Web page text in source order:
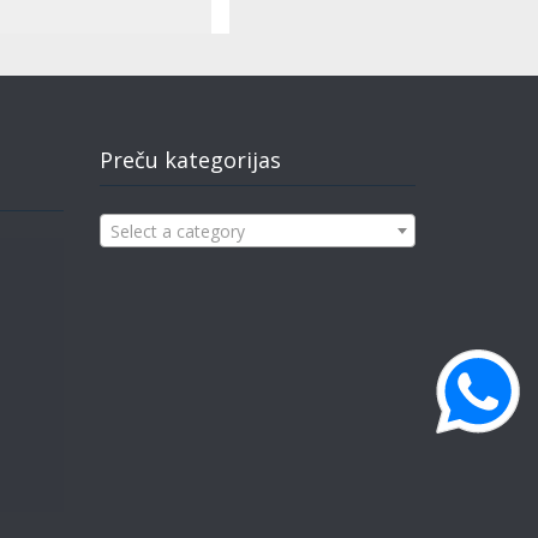
Preču kategorijas
Select a category